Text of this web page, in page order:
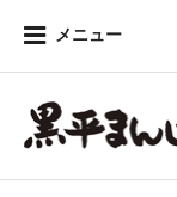
メニュー